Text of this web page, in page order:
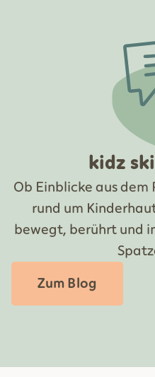
kidz
Ob Einblicke aus dem
rund um
bewegt, berührt und
Zum Blog